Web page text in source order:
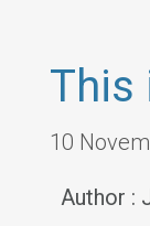
This
10
Author :